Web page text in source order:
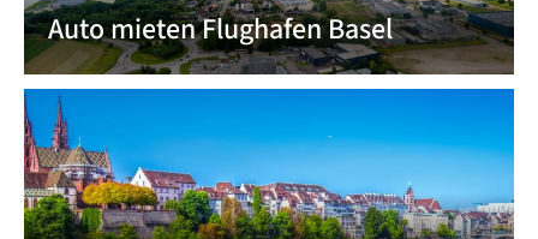
Auto mieten Flughafen Basel